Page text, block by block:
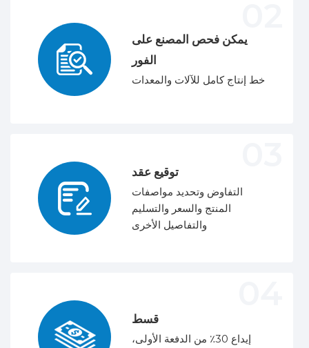
يمكن فحص المصنع على
الفور
خط إنتاج كامل للآلات والمعدات
توقيع عقد
التفاوض وتحديد مواصفات
المنتج والسعر والتسليم
والتفاصيل الأخرى
قسط
إيداع 30٪ من الدفعة الأولى،